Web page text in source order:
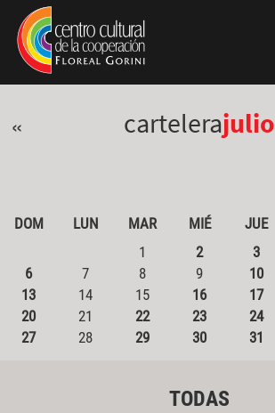
Pasar al contenido principal
Jump to main content
« cartelerajulio
DOM LUN MAR MIÉ JUE
1
2 3
6
7 8 9 10
13
14 15 16 17
20
21 22 23 24
27
28 29 30 31
TODAS